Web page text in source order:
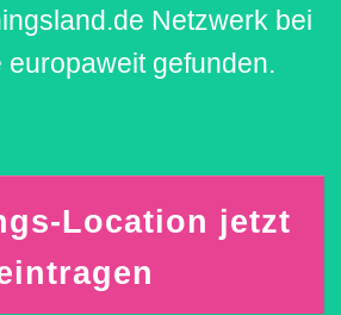
Netzwerk bei
europaweit gefunden.
Location jetzt